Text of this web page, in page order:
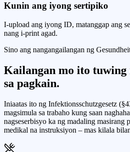
Kunin ang iyong sertipiko
I-upload ang iyong ID, matanggap ang
nang i-print agad.
Sino ang nangangailangan ng
Kailangan mo ito tuwing
sa pagkain.
Iniaatas ito ng Infektionsschutzgesetz
magsimula sa trabaho kung saan
nagseserbisyo ka ng madaling masirang
medikal na instruksiyon – mas kilala